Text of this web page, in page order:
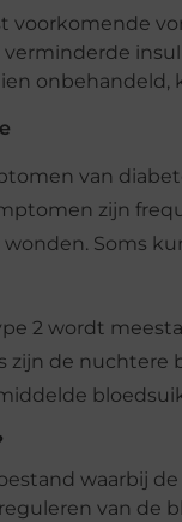
voorkomende
verminderde
van
zijn
wonden. Soms
2 wordt
de nuchtere
waarbij
van de